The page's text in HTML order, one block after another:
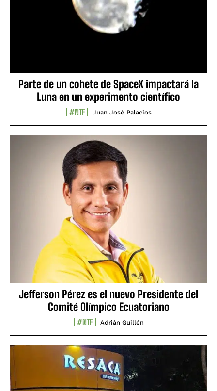
Parte de un cohete de SpaceX impactará la
Luna en un experimento científico
#NTF Juan José Palacios
Jefferson Pérez es el nuevo Presidente del
Comité Olímpico Ecuatoriano
#NTF Adrián Guillén